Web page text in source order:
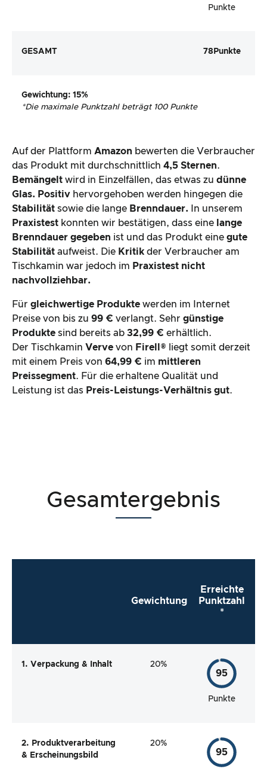
Punkte
GESAMT 78 Punkte
Gewichtung: 15%
*Die maximale Punktzahl beträgt 100 Punkte
Auf der Plattform Amazon bewerten die Verbraucher
das Produkt mit durchschnittlich 4,5 Sternen.
Bemängelt wird in Einzelfällen, das etwas zu dünne
Glas. Positiv hervorgehoben werden hingegen die
Stabilität sowie die lange Brenndauer. In unserem
Praxistest konnten wir bestätigen, dass eine lange
Brenndauer gegeben ist und das Produkt eine gute
Stabilität aufweist. Die Kritik der Verbraucher am
Tischkamin war jedoch im Praxistest nicht
nachvollziehbar.
Für gleichwertige Produkte werden im Internet
Preise von bis zu 99 € verlangt. Sehr günstige
Produkte sind bereits ab 32,99 € erhältlich.
Der Tischkamin Verve von Firell® liegt somit derzeit
mit einem Preis von 64,99 € im mittleren
Preissegment. Für die erhaltene Qualität und
Leistung ist das Preis-Leistungs-Verhältnis gut.
Gesamtergebnis
Gewichtung
Erreichte
Punktzahl
*
1. Verpackung & Inhalt 20%
95
Punkte
2. Produktverarbeitung
& Erscheinungsbild
20%
95